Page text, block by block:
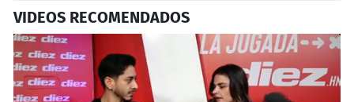
VIDEOS RECOMENDADOS